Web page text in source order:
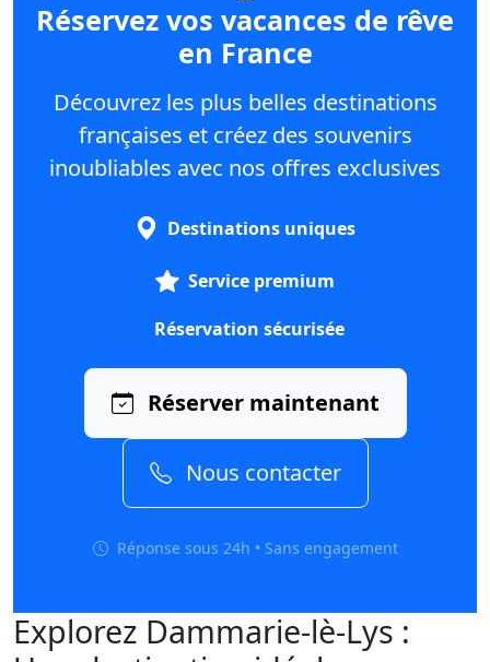
Réservez vos vacances de rêve
en France
Découvrez les plus belles destinations
françaises et créez des souvenirs
inoubliables avec nos offres exclusives
Destinations uniques
Service premium
Réservation sécurisée
Réserver maintenant
Nous contacter
Réponse sous 24h • Sans engagement
Explorez Dammarie-lè-Lys :